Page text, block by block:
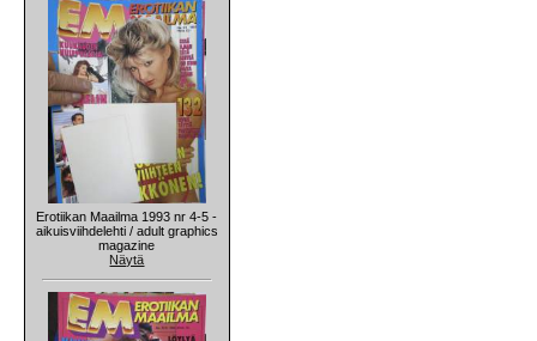
Erotiikan Maailma 1993 nr 4-5 -
aikuisviihdelehti / adult graphics
magazine
Näytä